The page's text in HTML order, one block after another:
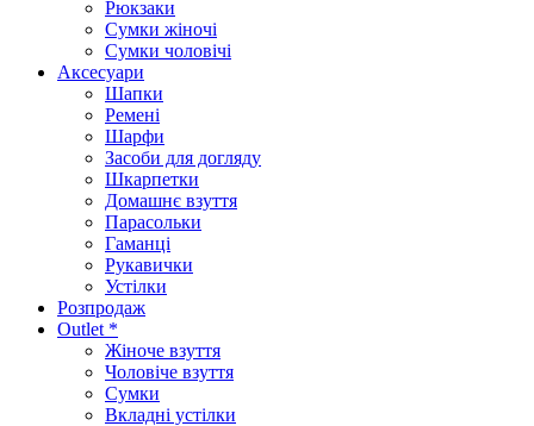
Рюкзаки
Сумки жіночі
Сумки чоловічі
Аксеcуари
Шапки
Ремені
Шарфи
Засоби для догляду
Шкарпетки
Домашнє взуття
Парасольки
Гаманці
Рукавички
Устілки
Розпродаж
Outlet *
Жіноче взуття
Чоловіче взуття
Сумки
Вкладні устілки